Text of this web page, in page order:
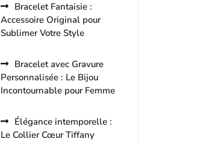
Bracelet Fantaisie :
Accessoire Original pour
Sublimer Votre Style
Bracelet avec Gravure
Personnalisée : Le Bijou
Incontournable pour Femme
Élégance intemporelle :
Le Collier Cœur Tiffany